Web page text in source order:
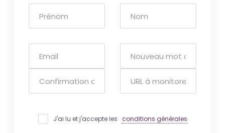
J'ai lu et j'accepte les conditions générales